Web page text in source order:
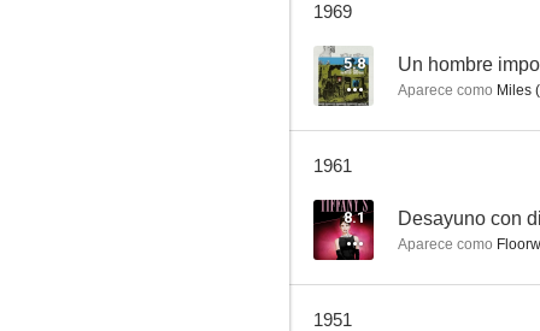
Comando submarino
1969
5.8 Un hombre
Aparece como Miles
1961
8.1 Desayuno con
Aparece como
1951